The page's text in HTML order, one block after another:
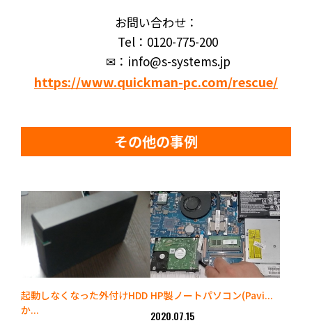
お問い合わせ：
Tel：0120-775-200
✉：info@s-systems.jp
https://www.quickman-pc.com/rescue/
その他の事例
起動しなくなった外付けHDD
か...
HP製ノートパソコン(Pavi...
2020.07.15